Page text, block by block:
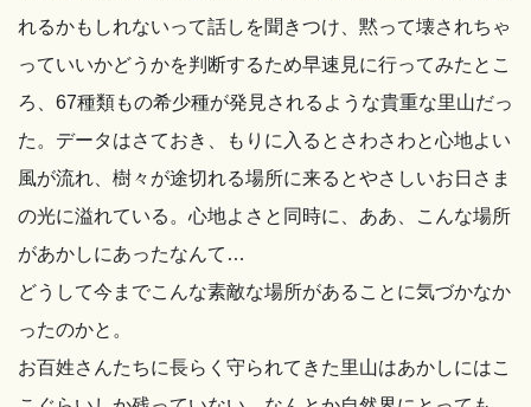
れるかもしれないって話しを聞きつけ、黙って壊されちゃ
っていいかどうかを判断するため早速見に行ってみたとこ
ろ、67種類もの希少種が発見されるような貴重な里山だっ
た。データはさておき、もりに入るとさわさわと心地よい
風が流れ、樹々が途切れる場所に来るとやさしいお日さま
の光に溢れている。心地よさと同時に、ああ、こんな場所
があかしにあったなんて…
どうして今までこんな素敵な場所があることに気づかなか
ったのかと。
お百姓さんたちに長らく守られてきた里山はあかしにはこ